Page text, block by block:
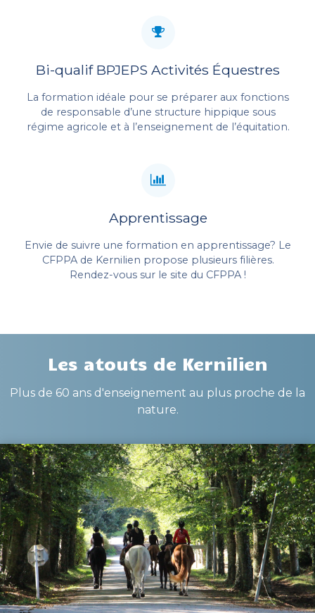
Bi-qualif BPJEPS Activités Équestres
La formation idéale pour se préparer aux fonctions
de responsable d’une structure hippique sous
régime agricole et à l’enseignement de l’équitation.
Apprentissage
Envie de suivre une formation en apprentissage? Le
CFPPA de Kernilien propose plusieurs filières.
Rendez-vous sur le site du CFPPA !
Les atouts de Kernilien
Plus de 60 ans d'enseignement au plus proche de la
nature.